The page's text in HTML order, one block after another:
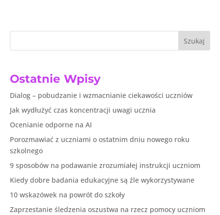
Szukaj
Ostatnie Wpisy
Dialog – pobudzanie i wzmacnianie ciekawości uczniów
Jak wydłużyć czas koncentracji uwagi ucznia
Ocenianie odporne na AI
Porozmawiać z uczniami o ostatnim dniu nowego roku
szkolnego
9 sposobów na podawanie zrozumiałej instrukcji uczniom
Kiedy dobre badania edukacyjne są źle wykorzystywane
10 wskazówek na powrót do szkoły
Zaprzestanie śledzenia oszustwa na rzecz pomocy uczniom